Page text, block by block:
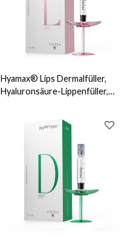
Hyamax® Lips Dermalfüller,
Hyaluronsäure-Lippenfüller,
und kundenspezifisch